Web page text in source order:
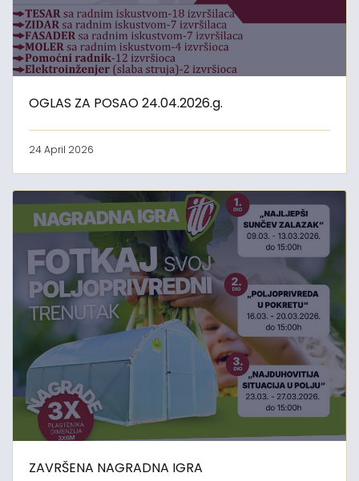
OGLAS ZA POSAO 24.04.2026.g.
24 April 2026
ZAVRŠENA NAGRADNA IGRA